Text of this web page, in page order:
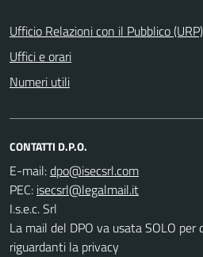
Ufficio Relazioni con il Pubblico
Uffici e orari
Numeri utili
CONTATTI D.P.O.
E-mail:
PEC:
I.s.e.c. Srl
La mail del DPO va usata SOLO per
riguardanti la privacy